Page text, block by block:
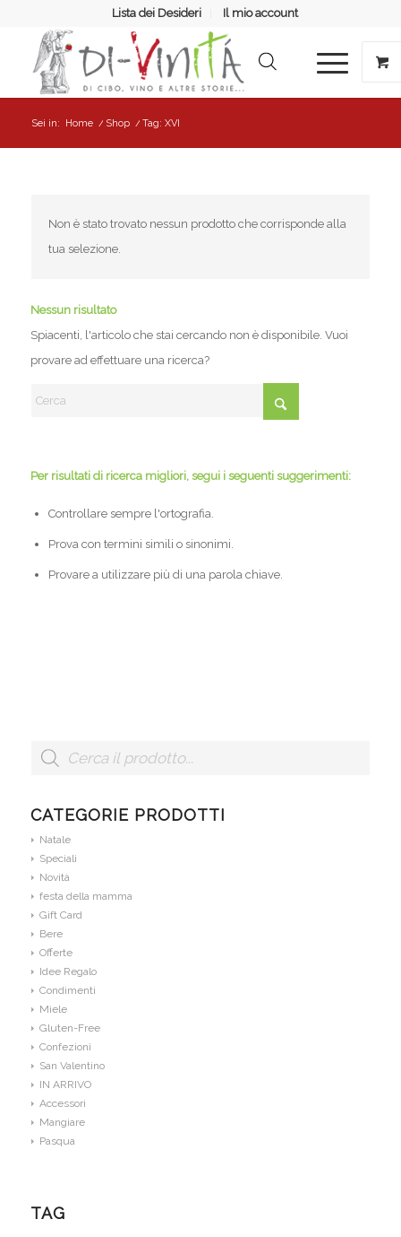
Lista dei Desideri Il mio account
Sei in: Home / Shop / Tag: XVI
Non è stato trovato nessun prodotto che corrisponde alla
tua selezione.
Nessun risultato
Spiacenti, l'articolo che stai cercando non è disponibile. Vuoi
provare ad effettuare una ricerca?
Per risultati di ricerca migliori, segui i seguenti suggerimenti:
Controllare sempre l'ortografia.
Prova con termini simili o sinonimi.
Provare a utilizzare più di una parola chiave.
CATEGORIE PRODOTTI
Natale
Speciali
Novità
festa della mamma
Gift Card
Bere
Offerte
Idee Regalo
Condimenti
Miele
Gluten-Free
Confezioni
San Valentino
IN ARRIVO
Accessori
Mangiare
Pasqua
TAG